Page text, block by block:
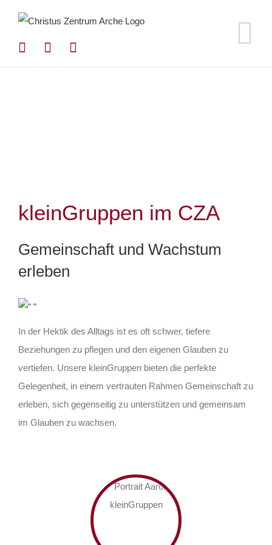
springen
kleinGruppen im CZA
Gemeinschaft und Wachstum
erleben
In der Hektik des Alltags ist es oft schwer, tiefere
Beziehungen zu pflegen und den eigenen Glauben zu
vertiefen. Unsere kleinGruppen bieten die perfekte
Gelegenheit, in einem vertrauten Rahmen Gemeinschaft zu
erleben, sich gegenseitig zu unterstützen und gemeinsam
im Glauben zu wachsen.